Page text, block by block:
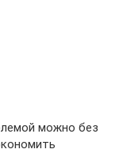
можно без